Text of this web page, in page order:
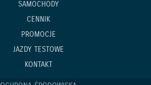
SAMOCHODY
CENNIK
PROMOCJE
JAZDY TESTOWE
KONTAKT